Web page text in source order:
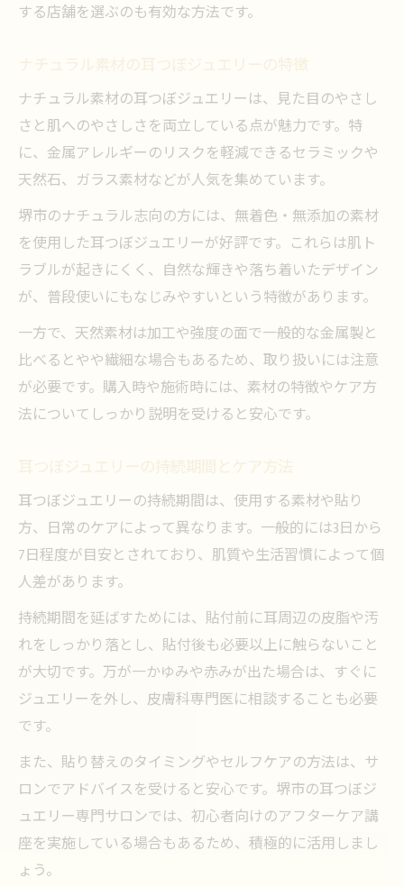
する店舗を選ぶのも有効な方法です。
ナチュラル素材の耳つぼジュエリーの特徴
ナチュラル素材の耳つぼジュエリーは、見た目のやさし
さと肌へのやさしさを両立している点が魅力です。特
に、金属アレルギーのリスクを軽減できるセラミックや
天然石、ガラス素材などが人気を集めています。
堺市のナチュラル志向の方には、無着色・無添加の素材
を使用した耳つぼジュエリーが好評です。これらは肌ト
ラブルが起きにくく、自然な輝きや落ち着いたデザイン
が、普段使いにもなじみやすいという特徴があります。
一方で、天然素材は加工や強度の面で一般的な金属製と
比べるとやや繊細な場合もあるため、取り扱いには注意
が必要です。購入時や施術時には、素材の特徴やケア方
法についてしっかり説明を受けると安心です。
耳つぼジュエリーの持続期間とケア方法
耳つぼジュエリーの持続期間は、使用する素材や貼り
方、日常のケアによって異なります。一般的には3日から
7日程度が目安とされており、肌質や生活習慣によって個
人差があります。
持続期間を延ばすためには、貼付前に耳周辺の皮脂や汚
れをしっかり落とし、貼付後も必要以上に触らないこと
が大切です。万が一かゆみや赤みが出た場合は、すぐに
ジュエリーを外し、皮膚科専門医に相談することも必要
です。
また、貼り替えのタイミングやセルフケアの方法は、サ
ロンでアドバイスを受けると安心です。堺市の耳つぼジ
ュエリー専門サロンでは、初心者向けのアフターケア講
座を実施している場合もあるため、積極的に活用しまし
ょう。